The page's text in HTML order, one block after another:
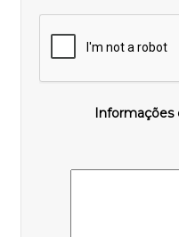
Informações